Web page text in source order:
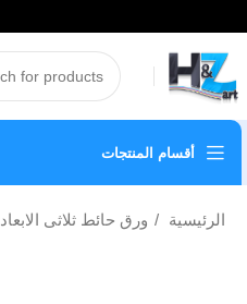
أقسام المنتجات
الرئيسية ورق حائط ثلاثى الابعاد